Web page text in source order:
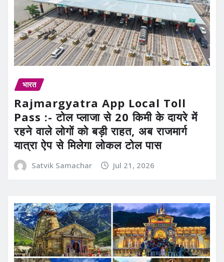
भारत
Rajmargyatra App Local Toll
Pass :- टोल प्लाजा से 20 किमी के दायरे में
रहने वाले लोगों को बड़ी राहत, अब राजमार्ग
यात्रा ऐप से मिलेगा लोकल टोल पास
Satvik Samachar Jul 21, 2026